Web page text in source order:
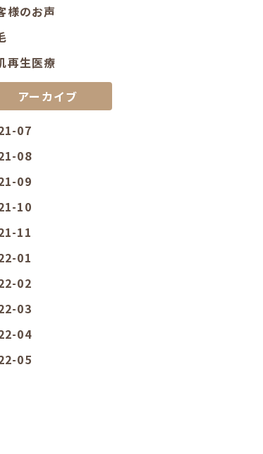
様のお声
再生医療
アーカイブ
07
08
09
10
11
01
02
03
04
05